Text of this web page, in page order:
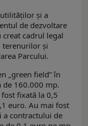
şi a
de dezvoltare
creat cadrul legal
terenurilor şi
Parcului.
„green field” în
de 160.000 mp.
fixată la 0,5
euro. Au mai fost
a contractului de